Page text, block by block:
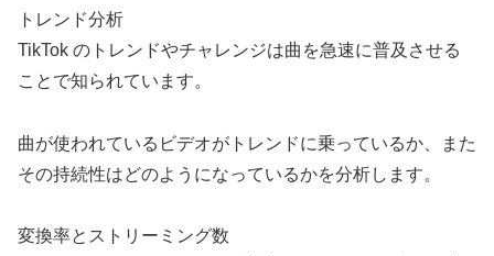
トレンド分析
TikTok のトレンドやチャレンジは曲を急速に普及させる
ことで知られています。
曲が使われているビデオがトレンドに乗っているか、また
その持続性はどのようになっているかを分析します。
変換率とストリーミング数